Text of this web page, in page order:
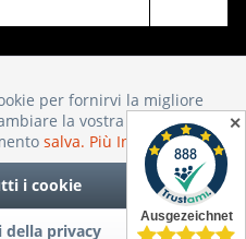
✕
Attivo
Inattivo
Inattivo
per fornirvi la migliore
la vostra scelta sull'uso
salva. Più Informazioni
i cookie
della privacy